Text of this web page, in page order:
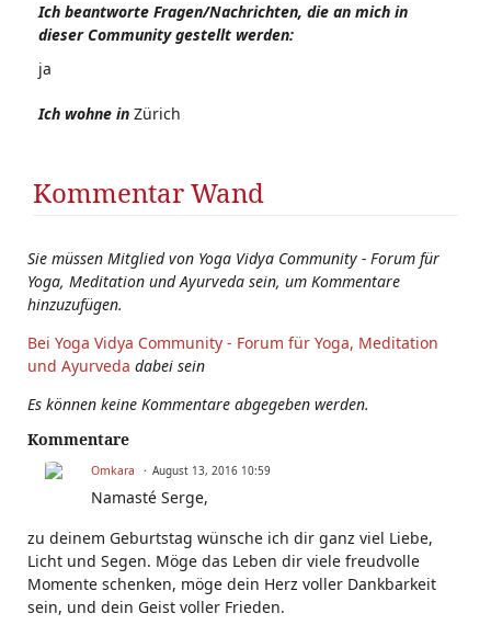
Ich beantworte Fragen/Nachrichten, die an mich in
dieser Community gestellt werden:
ja
Ich wohne in Zürich
Kommentar Wand
Sie müssen Mitglied von Yoga Vidya Community - Forum für
Yoga, Meditation und Ayurveda sein, um Kommentare
hinzuzufügen.
Bei Yoga Vidya Community - Forum für Yoga, Meditation
und Ayurveda dabei sein
Es können keine Kommentare abgegeben werden.
Kommentare
Omkara August 13, 2016 10:59
Namasté Serge,
zu deinem Geburtstag wünsche ich dir ganz viel Liebe,
Licht und Segen. Möge das Leben dir viele freudvolle
Momente schenken, möge dein Herz voller Dankbarkeit
sein, und dein Geist voller Frieden.